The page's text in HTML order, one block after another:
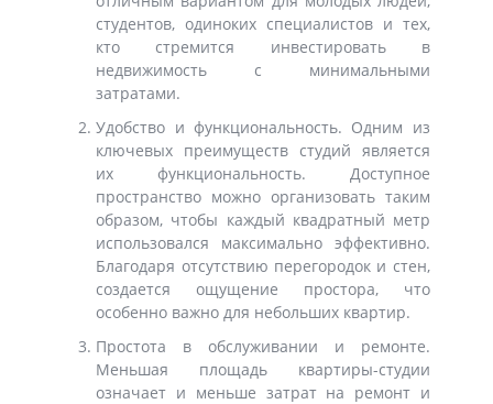
студентов, одиноких специалистов и тех,
кто стремится инвестировать в
недвижимость с минимальными
затратами.
Удобство и функциональность. Одним из
ключевых преимуществ студий является
их функциональность. Доступное
пространство можно организовать таким
образом, чтобы каждый квадратный метр
использовался максимально эффективно.
Благодаря отсутствию перегородок и стен,
создается ощущение простора, что
особенно важно для небольших квартир.
Простота в обслуживании и ремонте.
Меньшая площадь квартиры-студии
означает и меньше затрат на ремонт и